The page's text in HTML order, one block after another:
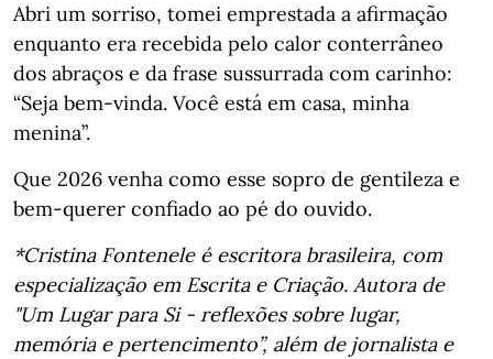
Abri um sorriso, tomei emprestada a afirmação
enquanto era recebida pelo calor conterrâneo
dos abraços e da frase sussurrada com carinho:
“Seja bem-vinda. Você está em casa, minha
menina”.
Que 2026 venha como esse sopro de gentileza e
bem-querer confiado ao pé do ouvido.
*Cristina Fontenele é escritora brasileira, com
especialização em Escrita e Criação. Autora de
"Um Lugar para Si - reflexões sobre lugar,
memória e pertencimento”, além de jornalista e